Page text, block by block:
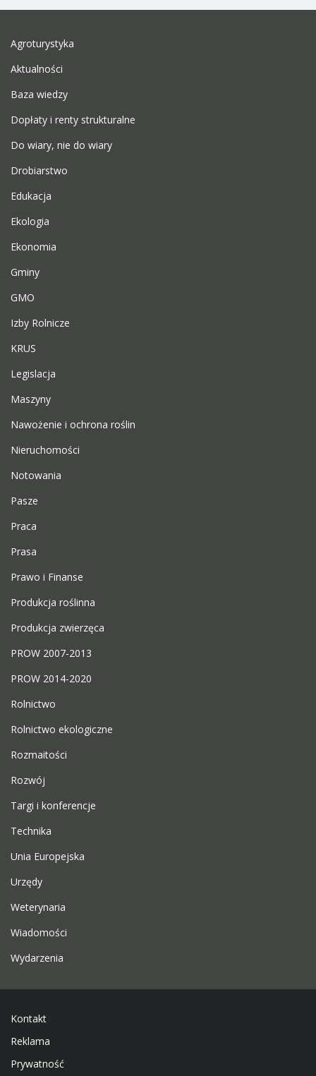
Agroturystyka
Aktualności
Baza wiedzy
Dopłaty i renty strukturalne
Do wiary, nie do wiary
Drobiarstwo
Edukacja
Ekologia
Ekonomia
Gminy
GMO
Izby Rolnicze
KRUS
Legislacja
Maszyny
Nawożenie i ochrona roślin
Nieruchomości
Notowania
Pasze
Praca
Prasa
Prawo i Finanse
Produkcja roślinna
Produkcja zwierzęca
PROW 2007-2013
PROW 2014-2020
Rolnictwo
Rolnictwo ekologiczne
Rozmaitości
Rozwój
Targi i konferencje
Technika
Unia Europejska
Urzędy
Weterynaria
Wiadomości
Wydarzenia
Kontakt
Reklama
Prywatność